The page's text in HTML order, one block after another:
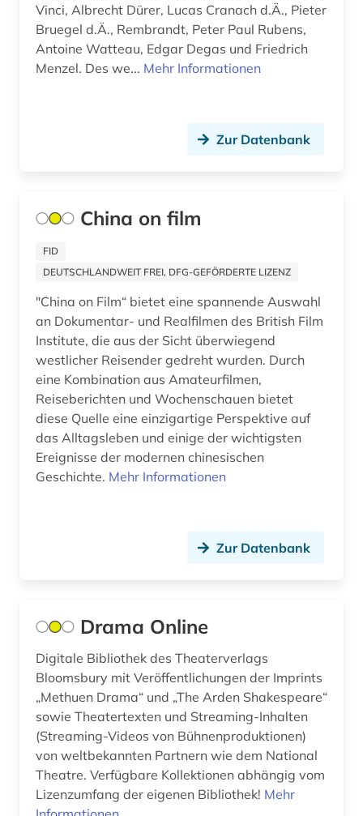
astrophysik (2)
atlas (12)
audiovisuelles material (1)
aufklärung (1)
augenheilkunde (1)
augenzeuge (3)
augenzeugenbericht (1)
auktion (1)
auktionshaus (1)
auktionshäuser (1)
ausbildung (1)
aussprache (2)
ausstellung (4)
australien (3)
Mittelamerika (4)
Montenegro (2)
Norwegen (32)
Ostasien (12)
Osteuropa (10)
Ostmitteleuropa (3)
Palaestina (1)
Polen (20)
Portugal (3)
Russland, Sowjetunion (19)
Saarland (1)
Sachsen (5)
Sachsen-Anhalt (4)
Schleswig-Holstein (4)
Schweden (82)
Vinci, Albrecht Dürer, Lucas Cranach d.Ä., Pieter
Bruegel d.Ä., Rembrandt, Peter Paul Rubens,
Antoine Watteau, Edgar Degas und Friedrich
Menzel. Des we... Mehr Informationen
Zur Datenbank
China on film
FID
DEUTSCHLANDWEIT FREI, DFG-GEFÖRDERTE LIZENZ
"China on Film“ bietet eine spannende Auswahl
an Dokumentar- und Realfilmen des British Film
Institute, die aus der Sicht überwiegend
westlicher Reisender gedreht wurden. Durch
eine Kombination aus Amateurfilmen,
Reiseberichten und Wochenschauen bietet
diese Quelle eine einzigartige Perspektive auf
das Alltagsleben und einige der wichtigsten
Ereignisse der modernen chinesischen
Geschichte. Mehr Informationen
Zur Datenbank
Drama Online
Digitale Bibliothek des Theaterverlags
Bloomsbury mit Veröffentlichungen der Imprints
„Methuen Drama“ und „The Arden Shakespeare“
sowie Theatertexten und Streaming-Inhalten
(Streaming-Videos von Bühnenproduktionen)
von weltbekannten Partnern wie dem National
Theatre. Verfügbare Kollektionen abhängig vom
Lizenzumfang der eigenen Bibliothek! Mehr